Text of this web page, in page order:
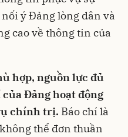
ý Đảng lòng dân và
cao về thông tin của
hợp, nguồn lực đủ
Đảng hoạt động
chính trị. Báo chí là
thể đơn thuần